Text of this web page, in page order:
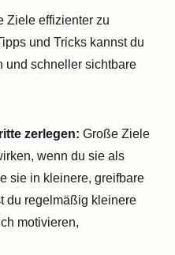
Ziele effizienter zu
und Tricks kannst du
und schneller sichtbare
zerlegen: Große Ziele
wenn du sie als
sie in kleinere, greifbare
du regelmäßig kleinere
motivieren,